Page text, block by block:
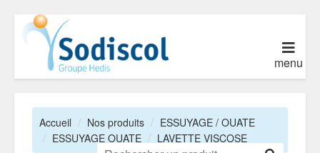
menu
Accueil Nos produits
ESSUYAGE / OUATE
ESSUYAGE OUATE
LAVETTE VISCOSE